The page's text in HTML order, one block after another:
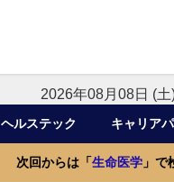
2026年08月08日 (
ヘルステック キャリア
次回からは「生命医学 」で